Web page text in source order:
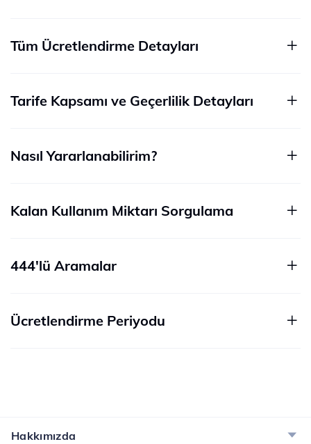
Tüm Ücretlendirme Detayları
Tarife Kapsamı ve Geçerlilik Detayları
Nasıl Yararlanabilirim?
Kalan Kullanım Miktarı Sorgulama
444'lü Aramalar
Ücretlendirme Periyodu
Hakkımızda